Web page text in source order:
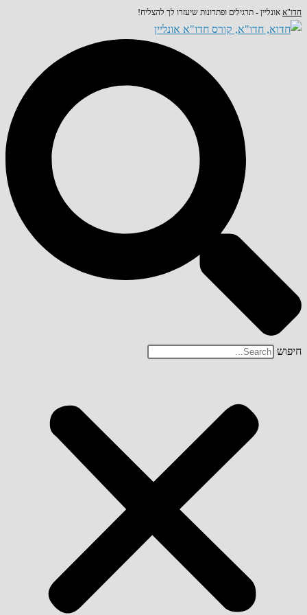
Skip
to
חדו"א אונליין - תרגילים ופתרונות שיעזרו לך להצליח!
חיפוש